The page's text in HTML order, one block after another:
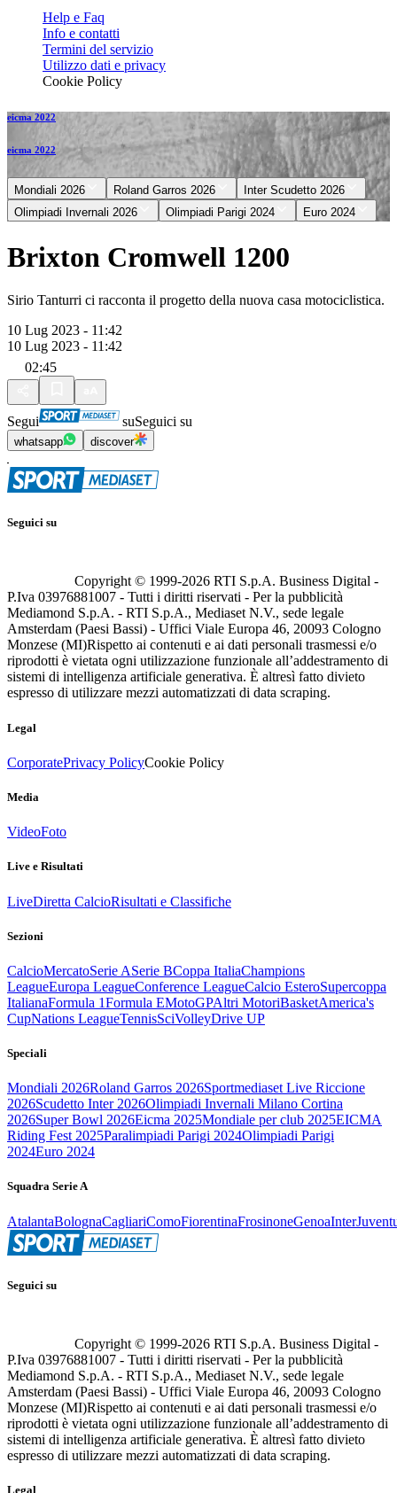
Help e Faq
Info e contatti
Termini del servizio
Utilizzo dati e privacy
Cookie Policy
eicma 2022
eicma 2022
Mondiali 2026 Roland Garros 2026
Inter Scudetto 2026
Olimpiadi Invernali 2026
Olimpiadi Parigi 2024 Euro 2024
Brixton Cromwell 1200
Sirio Tanturri ci racconta il progetto della nuova casa motociclistica.
10 Lug 2023 - 11:42
10 Lug 2023 - 11:42
02:45
Segui suSeguici su
whatsapp discover
Seguici su
Copyright © 1999-2026 RTI S.p.A. Business Digital -
P.Iva 03976881007 - Tutti i diritti riservati - Per la pubblicità
Mediamond S.p.A. - RTI S.p.A., Mediaset N.V., sede legale
Amsterdam (Paesi Bassi) - Uffici Viale Europa 46, 20093 Cologno
Monzese (MI)Rispetto ai contenuti e ai dati personali trasmessi e/o
riprodotti è vietata ogni utilizzazione funzionale all’addestramento di
sistemi di intelligenza artificiale generativa. È altresì fatto divieto
espresso di utilizzare mezzi automatizzati di data scraping.
Legal
CorporatePrivacy PolicyCookie Policy
Media
VideoFoto
Live e Risultati
LiveDiretta CalcioRisultati e Classifiche
Sezioni
CalcioMercatoSerie ASerie BCoppa ItaliaChampions
LeagueEuropa LeagueConference LeagueCalcio EsteroSupercoppa
ItalianaFormula 1Formula EMotoGPAltri MotoriBasketAmerica's
CupNations LeagueTennisSciVolleyDrive UP
Speciali
Mondiali 2026Roland Garros 2026Sportmediaset Live Riccione
2026Scudetto Inter 2026Olimpiadi Invernali Milano Cortina
2026Super Bowl 2026Eicma 2025Mondiale per club 2025EICMA
Riding Fest 2025Paralimpiadi Parigi 2024Olimpiadi Parigi
2024Euro 2024
Squadra Serie A
AtalantaBolognaCagliariComoFiorentinaFrosinoneGenoaInter
Seguici su
Copyright © 1999-2026 RTI S.p.A. Business Digital -
P.Iva 03976881007 - Tutti i diritti riservati - Per la pubblicità
Mediamond S.p.A. - RTI S.p.A., Mediaset N.V., sede legale
Amsterdam (Paesi Bassi) - Uffici Viale Europa 46, 20093 Cologno
Monzese (MI)Rispetto ai contenuti e ai dati personali trasmessi e/o
riprodotti è vietata ogni utilizzazione funzionale all’addestramento di
sistemi di intelligenza artificiale generativa. È altresì fatto divieto
espresso di utilizzare mezzi automatizzati di data scraping.
Legal